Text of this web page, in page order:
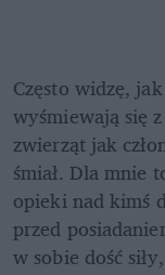
Często widzę,
wyśmiewają się
zwierząt jak
śmiał. Dla mnie
opieki nad kimś
przed
w sobie dość